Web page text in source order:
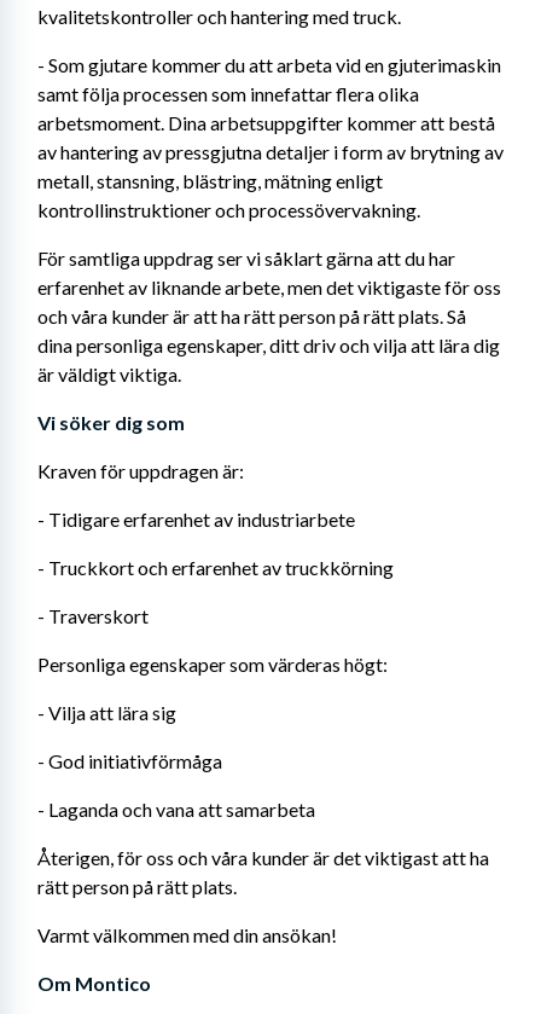
kvalitetskontroller och hantering med truck.
- Som gjutare kommer du att arbeta vid en gjuterimaskin
samt följa processen som innefattar flera olika
arbetsmoment. Dina arbetsuppgifter kommer att bestå
av hantering av pressgjutna detaljer i form av brytning av
metall, stansning, blästring, mätning enligt
kontrollinstruktioner och processövervakning.
För samtliga uppdrag ser vi såklart gärna att du har
erfarenhet av liknande arbete, men det viktigaste för oss
och våra kunder är att ha rätt person på rätt plats. Så
dina personliga egenskaper, ditt driv och vilja att lära dig
är väldigt viktiga.
Vi söker dig som
Kraven för uppdragen är:
- Tidigare erfarenhet av industriarbete
- Truckkort och erfarenhet av truckkörning
- Traverskort
Personliga egenskaper som värderas högt:
- Vilja att lära sig
- God initiativförmåga
- Laganda och vana att samarbeta
Återigen, för oss och våra kunder är det viktigast att ha
rätt person på rätt plats.
Varmt välkommen med din ansökan!
Om Montico